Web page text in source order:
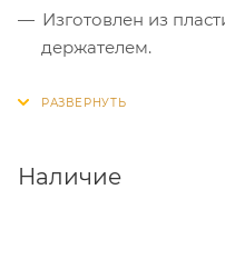
Изготовлен из
держателем.
Наличие